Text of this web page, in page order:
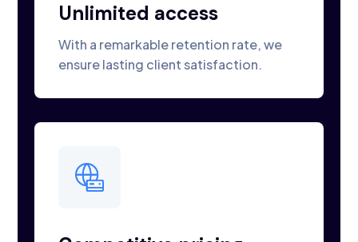
Unlimited access
With a remarkable retention rate, we
ensure lasting client satisfaction.